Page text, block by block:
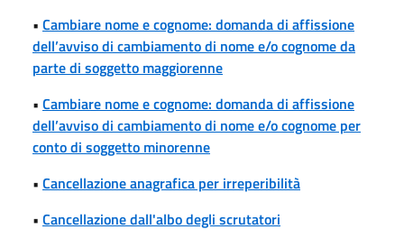
• Cambiare nome e cognome: domanda di affissione
dell’avviso di cambiamento di nome e/o cognome da
parte di soggetto maggiorenne
• Cambiare nome e cognome: domanda di affissione
dell’avviso di cambiamento di nome e/o cognome per
conto di soggetto minorenne
• Cancellazione anagrafica per irreperibilità
• Cancellazione dall'albo degli scrutatori